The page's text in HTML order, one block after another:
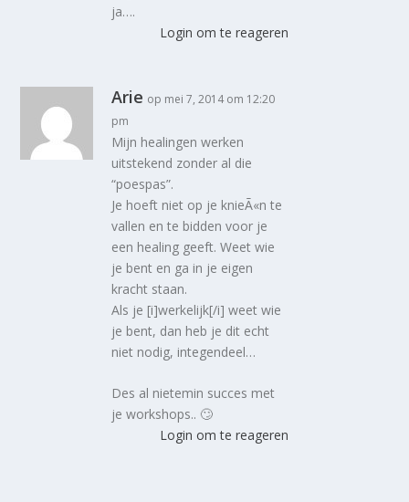
ja….
Login om te reageren
Arie op mei 7, 2014 om 12:20
pm
Mijn healingen werken
uitstekend zonder al die
“poespas”.
Je hoeft niet op je knieÃ«n te
vallen en te bidden voor je
een healing geeft. Weet wie
je bent en ga in je eigen
kracht staan.
Als je [i]werkelijk[/i] weet wie
je bent, dan heb je dit echt
niet nodig, integendeel…
Des al nietemin succes met
je workshops.. 🙄
Login om te reageren